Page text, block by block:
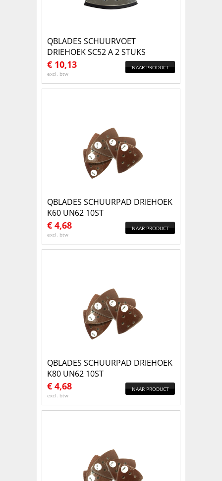
QBLADES SCHUURVOET
DRIEHOEK SC52 A 2 STUKS
€ 10,13
excl. btw
NAAR PRODUCT
QBLADES SCHUURPAD DRIEHOEK
K60 UN62 10ST
€ 4,68
excl. btw
NAAR PRODUCT
QBLADES SCHUURPAD DRIEHOEK
K80 UN62 10ST
€ 4,68
excl. btw
NAAR PRODUCT